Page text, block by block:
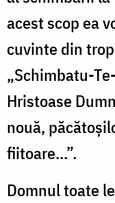
acest scop ea
cuvinte din
„Schimbatu-
Hristoase
nouă,
fiitoare...”.
Domnul toate